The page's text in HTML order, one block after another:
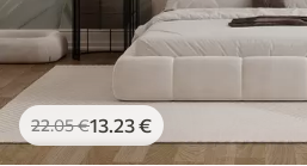
22.05€13 .23€